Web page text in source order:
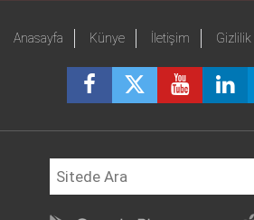
Anasayfa Künye İletişim Gizlilik